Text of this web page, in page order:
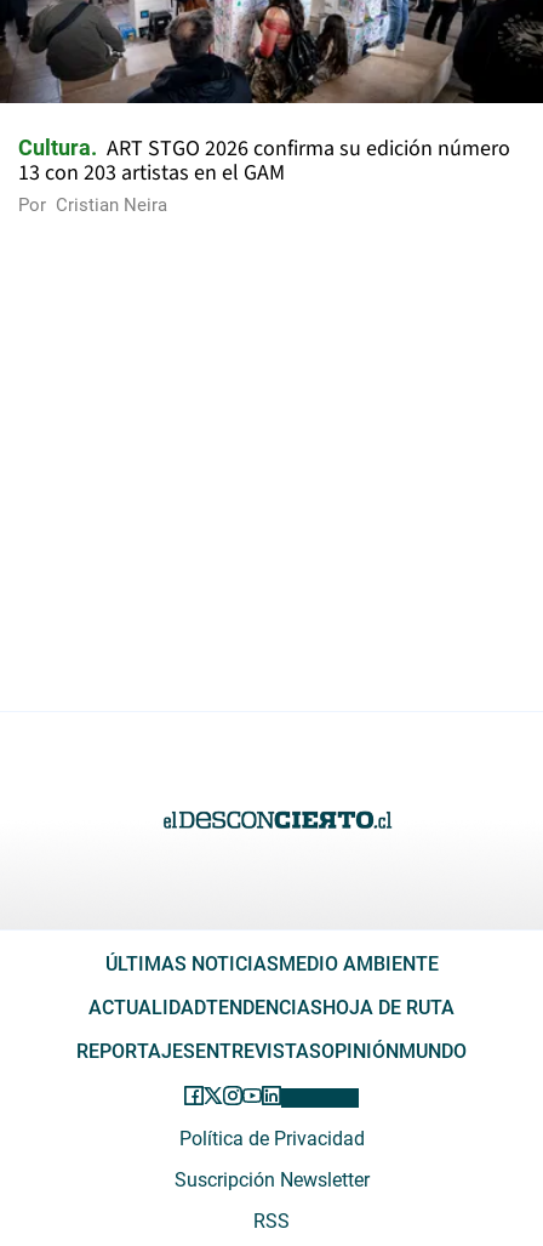
Cultura
ART STGO 2026 confirma su edición número
13 con 203 artistas en el GAM
Por Cristian Neira
ÚLTIMAS NOTICIASMEDIO AMBIENTE
ACTUALIDADTENDENCIASHOJA DE RUTA
REPORTAJESENTREVISTASOPINIÓNMUNDO
Política de Privacidad
Suscripción Newsletter
RSS